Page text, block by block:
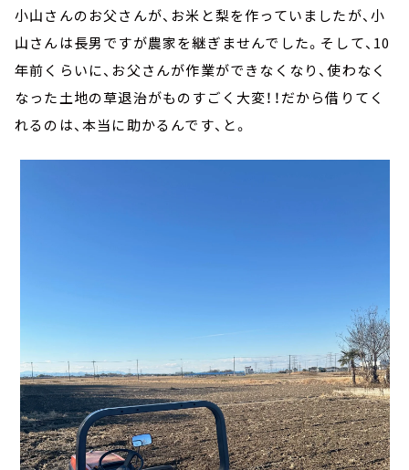
小山さんのお父さんが、お米と梨を作っていましたが、小
山さんは長男ですが農家を継ぎませんでした。そして、10
年前くらいに、お父さんが作業ができなくなり、使わなく
なった土地の草退治がものすごく大変！！だから借りてく
れるのは、本当に助かるんです、と。